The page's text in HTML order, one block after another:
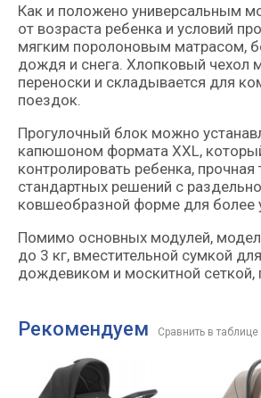
Как и положено универсальным
от возраста ребенка и условий
мягким поролоновым матрасом,
дождя и снега. Хлопковый чехол
переноски и складывается для
поездок.
Прогулочный блок можно
капюшоном формата XXL,
контролировать ребенка,
стандартных решений с
ковшеобразной форме для более
Помимо основных модулей,
до 3 кг, вместительной сумкой
дождевиком и москитной
Рекомендуем Сравнить в таблице